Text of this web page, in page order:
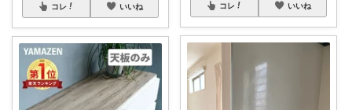
コレ いいね コレ いいね